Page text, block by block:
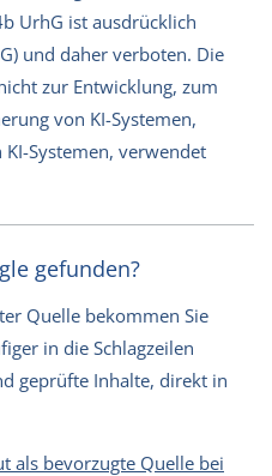
UrhG ist ausdrücklich
und daher verboten. Die
zur Entwicklung, zum
von KI-Systemen,
Systemen, verwendet
gefunden?
Quelle bekommen Sie
in die Schlagzeilen
geprüfte Inhalte, direkt in
als bevorzugte Quelle bei